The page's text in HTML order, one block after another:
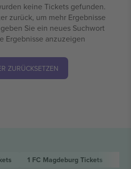
keine Tickets gefunden.
zurück, um mehr Ergebnisse
Sie ein neues Suchwort
Ergebnisse anzuzeigen
ZURÜCKSETZEN
1 FC Magdeburg Tickets